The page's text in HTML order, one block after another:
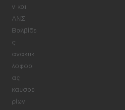
ν και
ΑΝΣ
Βαλβίδε
ς
ανακυκ
λοφορί
ας
καυσαε
ρίων